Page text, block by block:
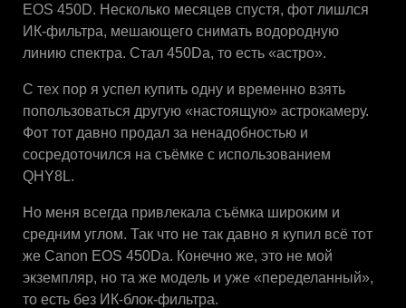
EOS 450D. Несколько месяцев спустя, фот лишлся
ИК-фильтра, мешающего снимать водородную
линию спектра. Стал 450Da, то есть «астро».
С тех пор я успел купить одну и временно взять
попользоваться другую «настоящую» астрокамеру.
Фот тот давно продал за ненадобностью и
сосредоточился на съёмке с использованием
QHY8L.
Но меня всегда привлекала съёмка широким и
средним углом. Так что не так давно я купил всё тот
же Canon EOS 450Da. Конечно же, это не мой
экземпляр, но та же модель и уже «переделанный»,
то есть без ИК-блок-фильтра.